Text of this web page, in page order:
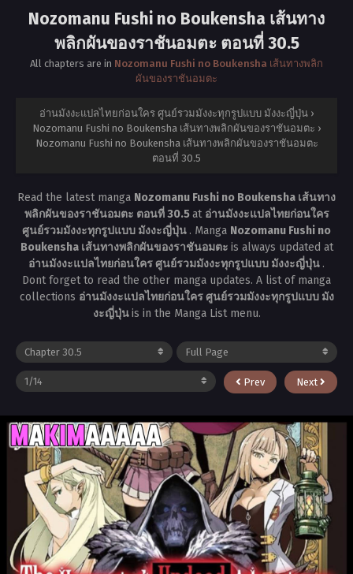
Nozomanu Fushi no Boukensha เส้นทาง
พลิกผันของราชันอมตะ ตอนที่ 30.5
All chapters are in Nozomanu Fushi no Boukensha เส้นทางพลิก
ผันของราชันอมตะ
อ่านมังงะแปลไทยก่อนใคร ศูนย์รวมมังงะทุกรูปแบบ มังงะญี่ปุ่น ›
Nozomanu Fushi no Boukensha เส้นทางพลิกผันของราชันอมตะ ›
Nozomanu Fushi no Boukensha เส้นทางพลิกผันของราชันอมตะ
ตอนที่ 30.5
Read the latest manga Nozomanu Fushi no Boukensha เส้นทาง
พลิกผันของราชันอมตะ ตอนที่ 30.5at อ่านมังงะแปลไทยก่อนใคร
ศูนย์รวมมังงะทุกรูปแบบ มังงะญี่ปุ่น . Manga Nozomanu Fushi no
Boukensha เส้นทางพลิกผันของราชันอมตะ is always updated at
อ่านมังงะแปลไทยก่อนใคร ศูนย์รวมมังงะทุกรูปแบบ มังงะญี่ปุ่น .
Dont forget to read the other manga updates. A list of manga
collections อ่านมังงะแปลไทยก่อนใคร ศูนย์รวมมังงะทุกรูปแบบ มัง
งะญี่ปุ่นis in the Manga List menu.
Prev Next